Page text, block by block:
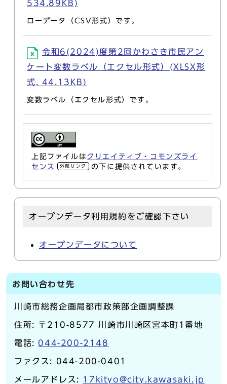
534.89KB)
ローデータ（CSV形式）です。
令和6(2024)度第2回かわさき市民アン
ケート変数ラベル（エクセル形式）(XLSX形
式, 44.13KB)
変数ラベル（エクセル形式）です。
上記ファイルは クリエイティブ・コモンズライ
センス
外部リンク の下に提供されています。
オープンデータ利用規約をご確認下さい
オープンデータについて
お問い合わせ先
川崎市総務企画局都市政策部企画調整課
住所: 〒210-8577 川崎市川崎区宮本町1番地
電話: 044-200-2148
ファクス: 044-200-0401
メールアドレス: 17kityo@city.kawasaki.jp